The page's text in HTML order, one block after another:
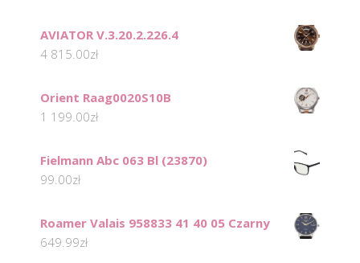
AVIATOR V.3.20.2.226.4
4 815.00zł
Orient Raag0020S10B
1 199.00zł
Fielmann Abc 063 Bl (23870)
99.00zł
Roamer Valais 958833 41 40 05 Czarny
649.99zł